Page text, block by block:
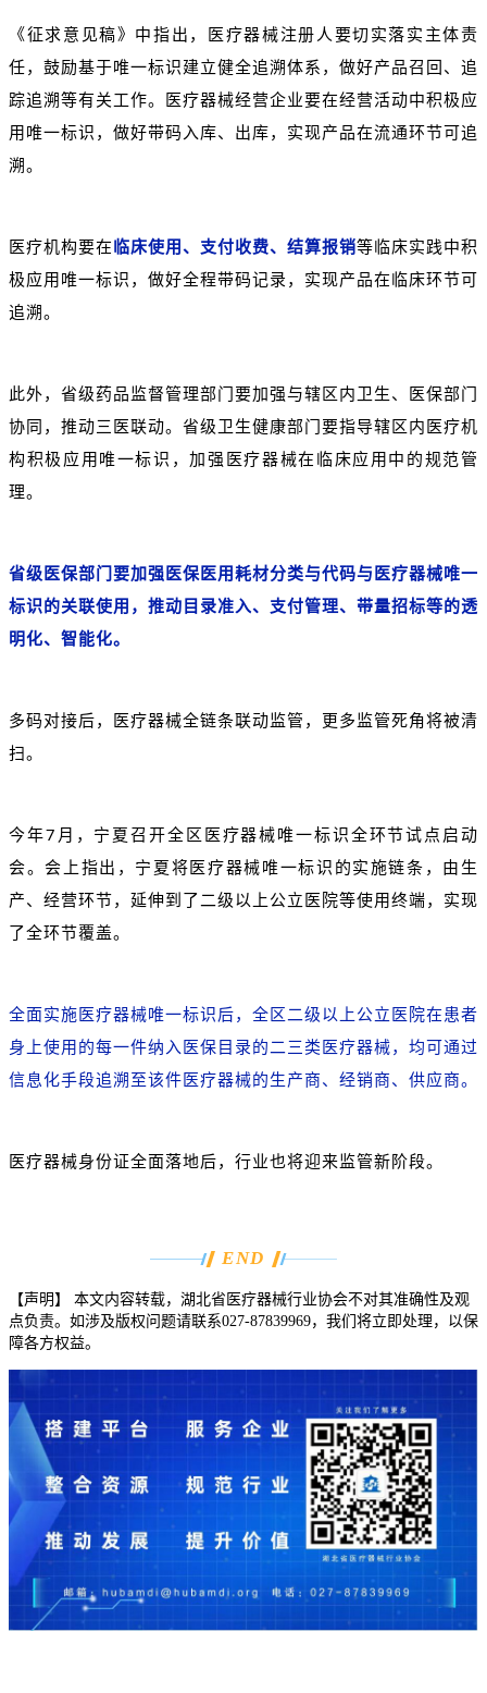
《征求意见稿》中指出，医疗器械注册人要切实落实主体责
任，鼓励基于唯一标识建立健全追溯体系，做好产品召回、追
踪追溯等有关工作。 医疗器械经营企业要在经营活动中积极应
用唯一标识，做好带码入库、出库，实现产品在流通环节可追
溯。
医疗机构要在临床使用、支付收费、结算报销等临床实践中积
极应用唯一标识，做好全程带码记录，实现产品在临床环节可
追溯。
此外，省级药品监督管理部门要加强与辖区内卫生、医保部门
协同，推动三医联动。省级卫生健康部门要指导辖区内医疗机
构积极应用唯一标识，加强医疗器械在临床应用中的规范管
理。
省级医保部门要加强医保医用耗材分类与代码与医疗器械唯一
标识的关联使用，推动目录准入、支付管理、带量招标等的透
明化、智能化。
多码对接后，医疗器械全链条联动监管，更多监管死角将被清
扫。
今年7月 ，宁夏召开全区医疗器械唯一标识全环节试点启动
会。会上指出，宁夏将医疗器械唯一标识的实施链条，由生
产、经营环节，延伸到了二级以上公立医院等使用终端，实现
了全环节覆盖。
全面实施医疗器械唯一标识后，全区二级以上公立医院在患者
身上使用的每一件纳入医保目录的二三类医疗器械，均可通过
信息化手段追溯至该件医疗器械的生产商、经销商、供应商。
医疗器械身份证全面落地后，行业也将迎来监管新阶段。
END
【声明】
本文内容转载，湖北省医疗器械行业协会不对其准确性及观
点负责。如涉及版权问题请联系027-87839969，我们将立即处理，以保
障各方权益。